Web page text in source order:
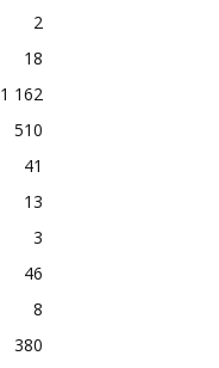
2
18
1 162
510
41
13
3
46
8
380